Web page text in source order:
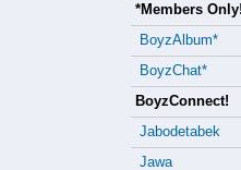
*Members Only!
BoyzAlbum*
BoyzChat*
BoyzConnect!
Jabodetabek
Jawa